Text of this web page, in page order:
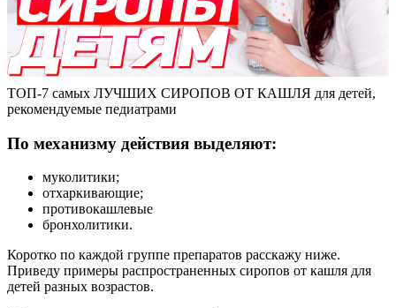
ТОП-7 самых ЛУЧШИХ СИРОПОВ ОТ КАШЛЯ для детей,
рекомендуемые педиатрами
По механизму действия выделяют:
муколитики;
отхаркивающие;
противокашлевые
бронхолитики.
Коротко по каждой группе препаратов расскажу ниже.
Приведу примеры распространенных сиропов от кашля для
детей разных возрастов.